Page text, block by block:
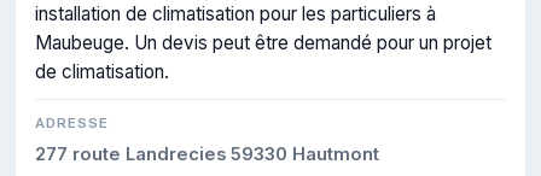
installation de climatisation pour les particuliers à
Maubeuge. Un devis peut être demandé pour un projet
de climatisation.
ADRESSE
277 route Landrecies 59330 Hautmont